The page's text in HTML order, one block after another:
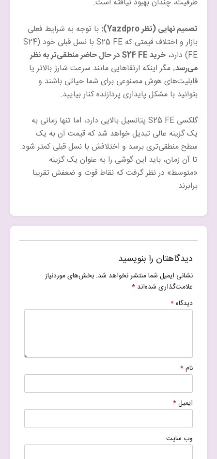
ظرفیت، چندان بهبود نیافته است.
تصمیم نهایی (نظر Yazdpro):
با توجه به شرایط فعلی
بازار و اختلاف قیمتی که S25 FE با نسل قبلی خود (S24
FE) دارد،
خرید S24 FE در حال حاضر منطقی‌تر به نظر
می‌رسد. مگر اینکه ارتقاهایی مانند سرعت شارژ بالاتر یا
قابلیت‌های هوش مصنوعی برای شما حیاتی باشند و
بتوانید با مشکل پایداری پردازنده کنار بیایید.
گلکسی S25 FE پتانسیل بالایی دارد، اما تنها زمانی به
یک گزینه عالی تبدیل خواهد شد که قیمت آن به یک
سطح منطقی‌تری برسد و اختلافش با نسل قبلی کمتر شود.
تا آن زمان، باید این گوشی را به عنوان یک گزینه
«متوسط» در نظر گرفت که نقاط قوت و ضعفش تقریبا
برابرند.
دیدگاهتان را بنویسید
نشانی ایمیل شما منتشر نخواهد شد. بخش‌های موردنیاز
علامت‌گذاری شده‌اند *
دیدگاه*
نام*
ایمیل*
وب‌ سایت